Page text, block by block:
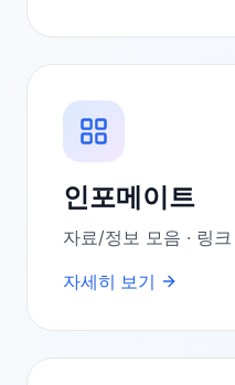
인포메이트
자료/정보 모음 · 링크
자세히 보기